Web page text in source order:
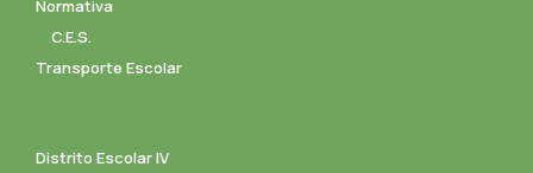
Normativa
C.E.S.
Transporte Escolar
Distrito Escolar IV